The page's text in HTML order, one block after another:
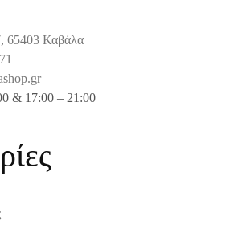
65403 Καβάλα
& 17:00 – 21:00